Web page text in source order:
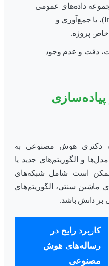
داده‌های عمومی
(مانند ImageNet, SQuAD)، یا جمع‌آوری و
پروژه.
دقت و عدم وجود
دکتری هوش مصنوعی به
و الگوریتم‌های جدید یا
ممکن است شامل شبکه‌های
ماشین سنتی، الگوریتم‌های
بر دانش باشد.
کاربرد رایج در
رساله‌های هوش
مصنوعی